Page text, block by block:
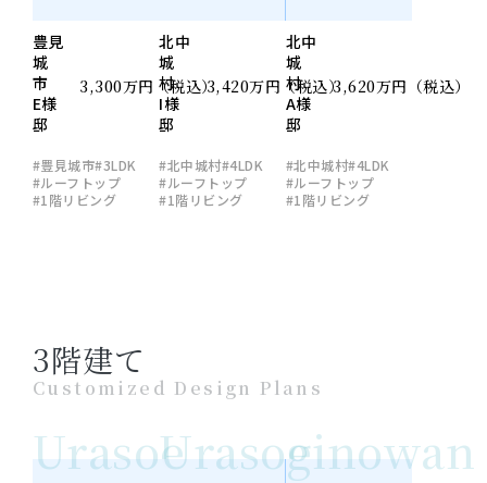
豊見
城
市
E様
邸
3,300万円（税込）
#豊見城市#3LDK
#ルーフトップ
#1階リビング
北中
城
村
I様
邸
3,420万円（税込）
#北中城村#4LDK
#ルーフトップ
#1階リビング
北中
城
村
A様
邸
3,620万円（税込）
#北中城村#4LDK
#ルーフトップ
#1階リビング
3階建て
Customized Design Plans
UrasoeUrasoeginowan